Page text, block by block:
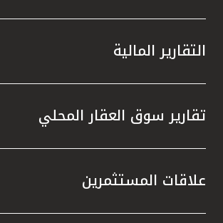
التقارير المالية
تقارير سوق العقار المحلي
علاقات المستثمرين